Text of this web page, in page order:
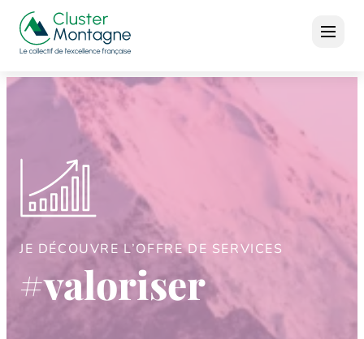
JE DÉCOUVRE L’OFFRE DE SERVICES
#valoriser